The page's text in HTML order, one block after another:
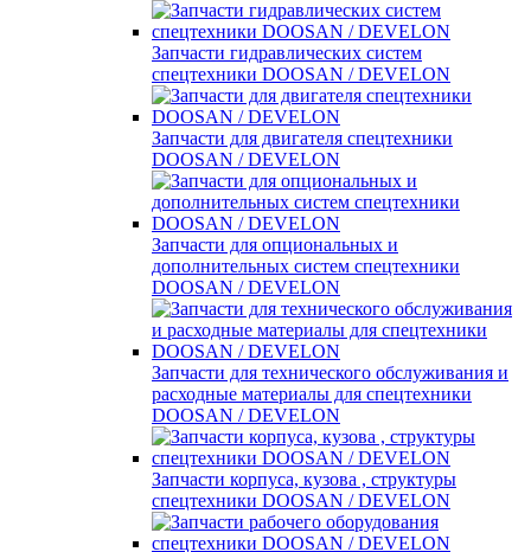
Запчасти гидравлических систем
спецтехники DOOSAN / DEVELON
Запчасти для двигателя спецтехники
DOOSAN / DEVELON
Запчасти для опциональных и
дополнительных систем спецтехники
DOOSAN / DEVELON
Запчасти для технического обслуживания и
расходные материалы для спецтехники
DOOSAN / DEVELON
Запчасти корпуса, кузова , структуры
спецтехники DOOSAN / DEVELON